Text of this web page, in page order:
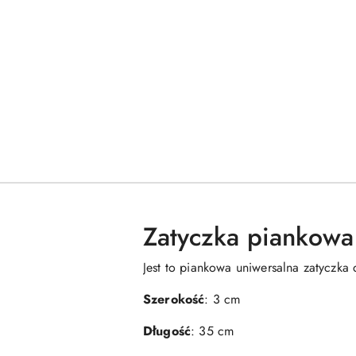
Zatyczka
Jest to piankowa uniwersalna
Szerokość: 3 cm
Długość: 35 cm